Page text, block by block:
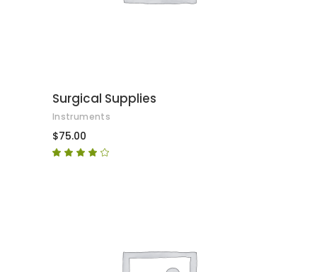
Surgical Supplies
Instruments
$75.00